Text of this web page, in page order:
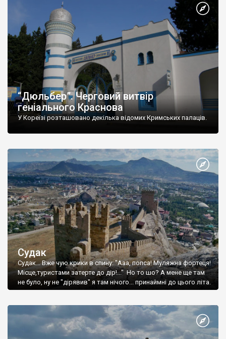
“Дюльбер”. Черговий витвір
геніального Краснова
У Кореїзі розташовано декілька відомих Кримських палаців.
Судак
Судак... Вже чую крики в спину: "Ааа, попса! Муляжна фортеця!
Місце,туристами затерте до дір!..." Но то шо? А мене ще там
не було, ну не "дірявив" я там нічого... принаймні до цього літа.